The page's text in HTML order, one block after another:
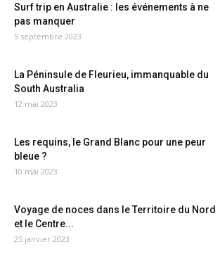
Surf trip en Australie : les événements à ne
pas manquer
5 septembre 2023
La Péninsule de Fleurieu, immanquable du
South Australia
12 mai 2023
Les requins, le Grand Blanc pour une peur
bleue ?
10 mai 2023
Voyage de noces dans le Territoire du Nord
et le Centre...
25 janvier 2023